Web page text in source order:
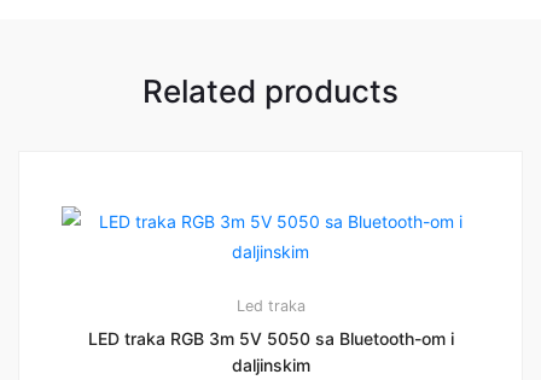
Related products
Led traka
LED traka RGB 3m 5V 5050 sa Bluetooth-om i
daljinskim